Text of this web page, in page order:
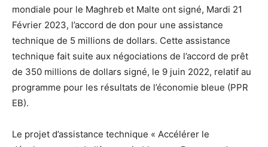
mondiale pour le Maghreb et Malte ont signé, Mardi 21
Février 2023, l’accord de don pour une assistance
technique de 5 millions de dollars. Cette assistance
technique fait suite aux négociations de l’accord de prêt
de 350 millions de dollars signé, le 9 juin 2022, relatif au
programme pour les résultats de l’économie bleue (PPR
EB).
Le projet d’assistance technique « Accélérer le